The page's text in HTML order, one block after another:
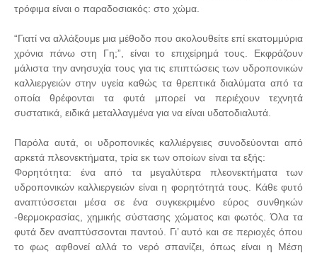
τρόφιμα είναι ο παραδοσιακός: στο χώμα.
“Γιατί να αλλάξουμε μια μέθοδο που ακολουθείτε επί εκατομμύρια
χρόνια πάνω στη Γη;”, είναι το επιχείρημά τους. Εκφράζουν
μάλιστα την ανησυχία τους για τις επιπτώσεις των υδροπονικών
καλλιεργειών στην υγεία καθώς τα θρεπτικά διαλύματα από τα
οποία θρέφονται τα φυτά μπορεί να περιέχουν τεχνητά
συστατικά, ειδικά μεταλλαγμένα για να είναι υδατοδιαλυτά.
Παρόλα αυτά, οι υδροπονικές καλλιέργειες συνοδεύονται από
αρκετά πλεονεκτήματα, τρία εκ των οποίων είναι τα εξής:
Φορητότητα: ένα από τα μεγαλύτερα πλεονεκτήματα των
υδροπονικών καλλιεργειών είναι η φορητότητά τους. Κάθε φυτό
αναπτύσσεται μέσα σε ένα συγκεκριμένο εύρος συνθηκών
-θερμοκρασίας, χημικής σύστασης χώματος και φωτός. Όλα τα
φυτά δεν αναπτύσσονται παντού. Γι’ αυτό και σε περιοχές όπου
το φως αφθονεί αλλά το νερό σπανίζει, όπως είναι η Μέση